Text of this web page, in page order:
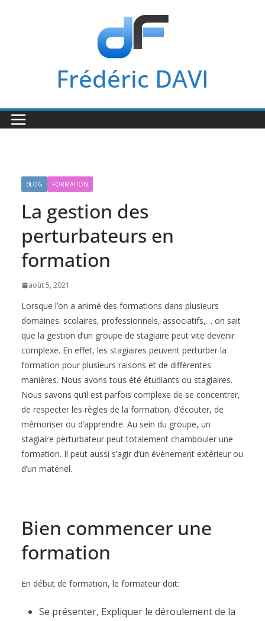
Frédéric DAVI
BLOG FORMATION
La gestion des
perturbateurs en
formation
août 5, 2021
Lorsque l’on a animé des formations dans plusieurs
domaines: scolaires, professionnels, associatifs,… on sait
que la gestion d’un groupe de stagiaire peut vite devenir
complexe. En effet, les stagiaires peuvent perturber la
formation pour plusieurs raisons et de différentes
manières. Nous avons tous été étudiants ou stagiaires.
Nous savons qu’il est parfois complexe de se concentrer,
de respecter les règles de la formation, d’écouter, de
mémoriser ou d’apprendre. Au sein du groupe, un
stagiaire perturbateur peut totalement chambouler une
formation. Il peut aussi s’agir d’un évènement extérieur ou
d’un matériel.
Bien commencer une
formation
En début de formation, le formateur doit:
Se présenter, Expliquer le déroulement de la